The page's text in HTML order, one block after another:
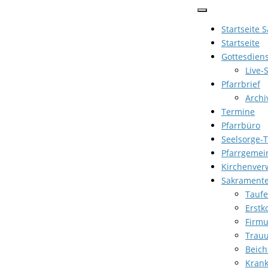
Startseite
Startseite
Live-
Pfarrbrief
Termine
Pfarrbüro
Seelsorge-
Taufe